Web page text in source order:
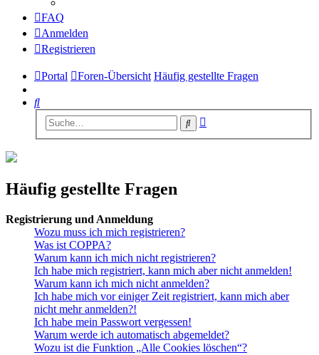
FAQ
Anmelden
Registrieren
Portal Foren-Übersicht Häufig gestellte Fragen
Suche
Suche
Häufig gestellte Fragen
Registrierung und Anmeldung
Wozu muss ich mich registrieren?
Was ist COPPA?
Warum kann ich mich nicht registrieren?
Ich habe mich registriert, kann mich aber nicht anmelden!
Warum kann ich mich nicht anmelden?
Ich habe mich vor einiger Zeit registriert, kann mich aber
nicht mehr anmelden?!
Ich habe mein Passwort vergessen!
Warum werde ich automatisch abgemeldet?
Wozu ist die Funktion „Alle Cookies löschen“?